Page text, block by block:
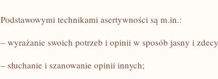
Podstawowymi technikami asertywności są m.in.:
– wyrażanie swoich potrzeb ⁣i opinii ‍w‍ sposób jasny i
– słuchanie i szanowanie ⁢opinii innych;